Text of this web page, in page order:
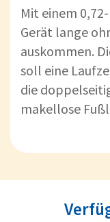
Mit einem
Gerät lange
auskommen.
soll eine
die
makellose